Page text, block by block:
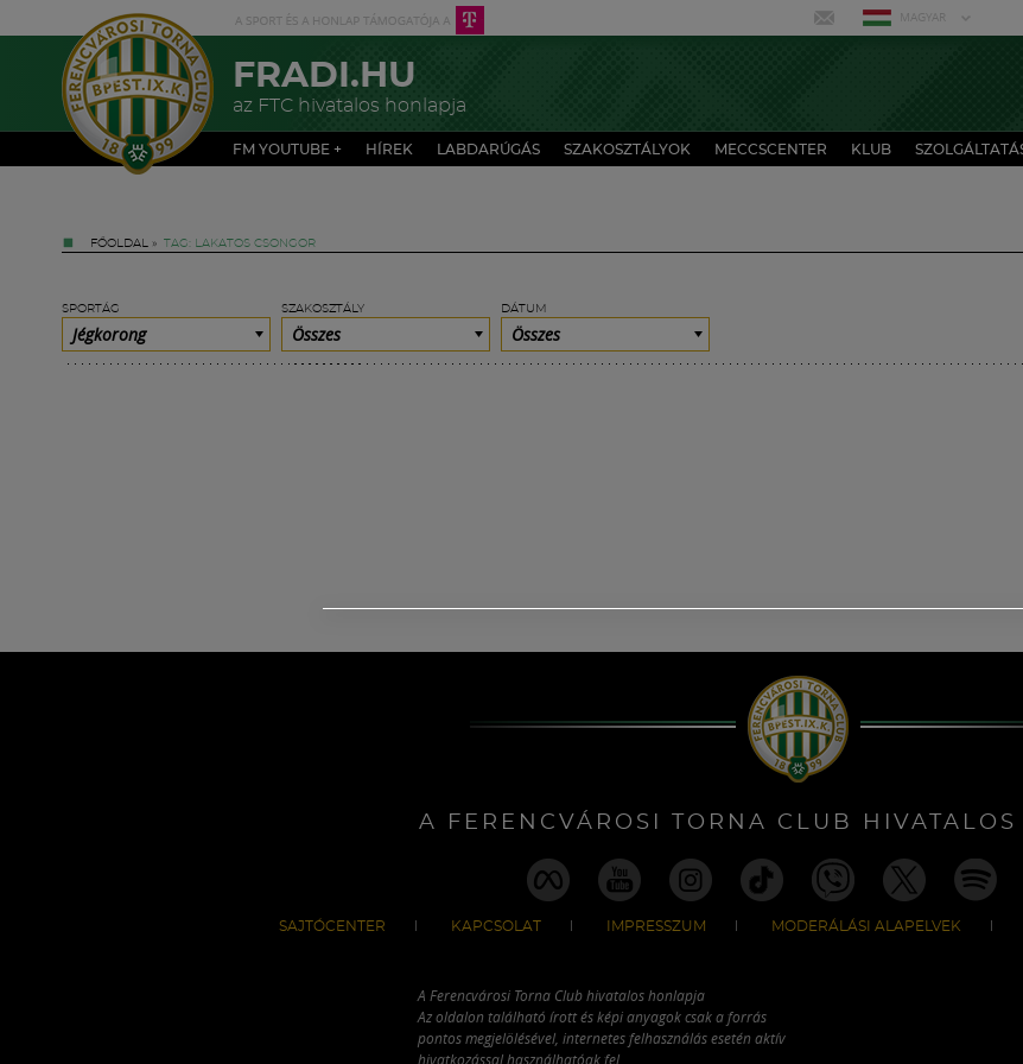
MAGYAR
FRADI.HU
az FTC hivatalos honlapja
FM YOUTUBE + HÍREK LABDARÚGÁS SZAKOSZTÁLYOK MECCSCENTER KLUB
FŐOLDAL » TAG: LAKATOS CSONGOR
SPORTÁG
Jégkorong
SZAKOSZTÁLY
Összes
DÁTUM
Összes
A FERENCVÁROSI TORNA CLUB
SAJTÓCENTER KAPCSOLAT IMPRESSZUM MODERÁLÁSI ALAPELVEK
A Ferencvárosi Torna Club hivatalos honlapja
Az oldalon található írott és képi anyagok csak a forrás
pontos megjelölésével, internetes felhasználás esetén aktív
hivatkozással használhatóak fel.